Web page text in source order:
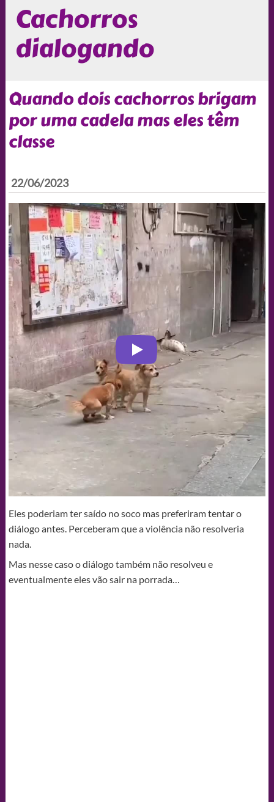
Cachorros
dialogando
Quando dois cachorros brigam
por uma cadela mas eles têm
classe
22/06/2023
Eles poderiam ter saído no soco mas preferiram tentar o
diálogo antes. Perceberam que a violência não resolveria
nada.
Mas nesse caso o diálogo também não resolveu e
eventualmente eles vão sair na porrada…